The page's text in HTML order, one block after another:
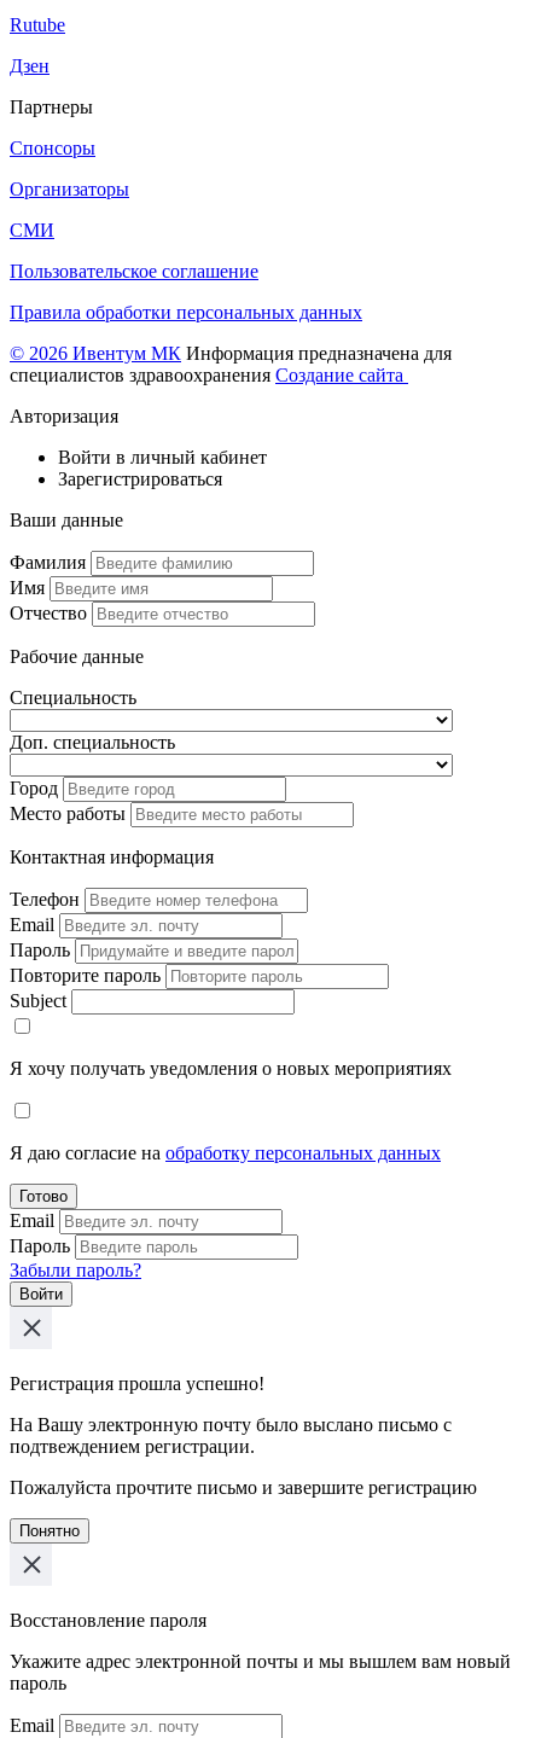
Rutube
Дзен
Партнеры
Спонсоры
Организаторы
СМИ
Пользовательское соглашение
Правила обработки персональных данных
© 2026 Ивентум МК Информация предназначена для
специалистов здравоохранения Создание сайта
Авторизация
Войти в личный кабинет
Зарегистрироваться
Ваши данные
Фамилия
Имя
Отчество
Рабочие данные
Специальность
Доп. специальность
Город
Место работы
Контактная информация
Телефон
Email
Пароль
Повторите пароль
Subject
Я хочу получать уведомления о новых мероприятиях
Я даю согласие на обработку персональных данных
Готово
Email
Пароль
Забыли пароль?
Войти
Регистрация прошла успешно!
На Вашу электронную почту было выслано письмо с
подтвеждением регистрации.
Пожалуйста прочтите письмо и завершите регистрацию
Понятно
Восстановление пароля
Укажите адрес электронной почты и мы вышлем вам новый
пароль
Email